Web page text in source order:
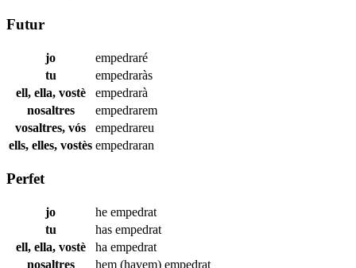
Futur
jo
empedraré
tu
empedraràs
ell, ella, vostè
empedrarà
nosaltres
empedrarem
vosaltres, vós
empedrareu
ells, elles, vostès empedraran
Perfet
jo he empedrat
tu
has empedrat
ell, ella, vostè
ha empedrat
nosaltres
hem (havem) empedrat